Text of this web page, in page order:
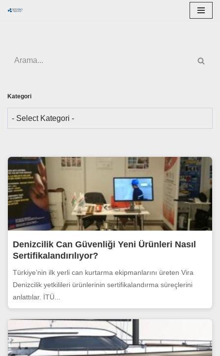
Kategori
Denizcilik Can Güvenliği Yeni Ürünleri Nasıl
Sertifikalandırılıyor?
Türkiye’nin ilk yerli can kurtarma ekipmanlarını üreten Vira
Denizcilik yetkilileri ürünlerinin sertifikalandırma süreçlerini
anlattılar. İTÜ...